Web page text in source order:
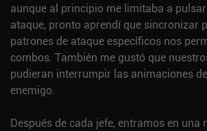
aunque al principio me limitaba a
ataque, pronto aprendí que sincronizar
patrones de ataque específicos nos
combos. También me gustó que
pudieran interrumpir las animaciones
enemigo.
Después de cada jefe, entramos en una